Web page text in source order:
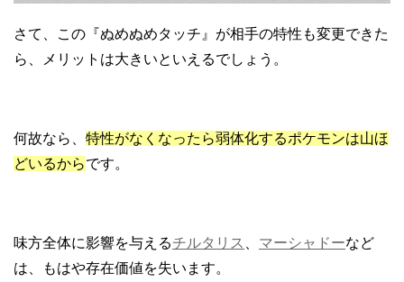
さて、この『ぬめぬめタッチ』が相手の特性も変更できた
ら、メリットは大きいといえるでしょう。
何故なら、 特性がなくなったら弱体化するポケモンは山ほ
どいるからです。
味方全体に影響を与えるチルタリス マーシャドーなど
は、もはや存在価値を失います。